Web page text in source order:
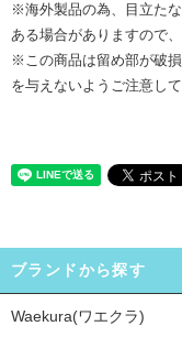
※海外製品の為、目立た
ある場合がありますので
※この商品は留め部が破
を与えないようご注意し
ブランドから探す
Waekura(ワエクラ)